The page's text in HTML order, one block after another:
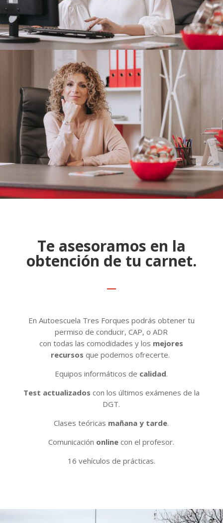
Te asesoramos en la
obtención de tu carnet.
En Autoescuela Tres Forques podrás obtener tu
permiso de conducir, CAP, o ADR
con todas las comodidades y los mejores
recursos que podemos ofrecerte.
Equipos informáticos de calidad.
Test actualizados con los últimos exámenes de la
DGT.
Clases teóricas mañana y tarde.
Comunicación online con el profesor.
16 vehículos de prácticas.